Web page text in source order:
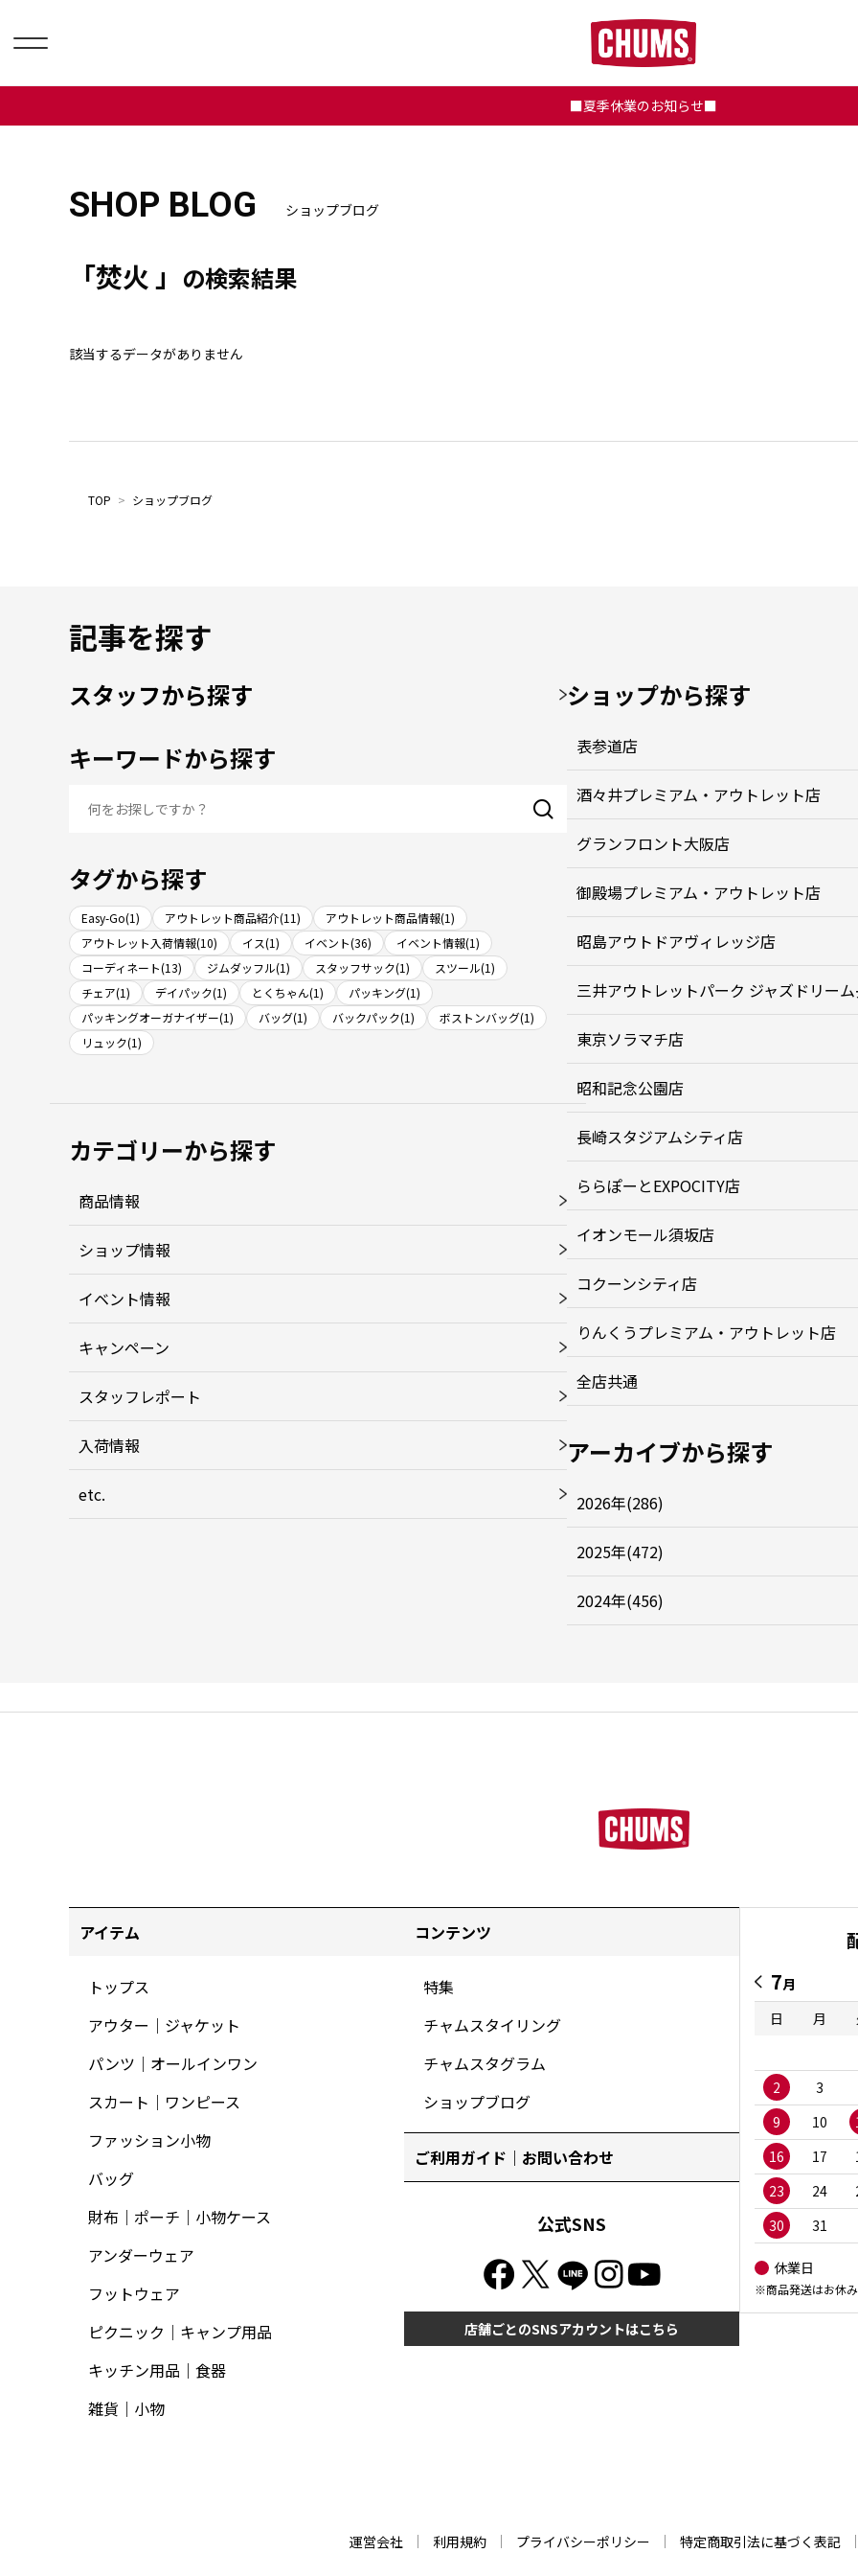
■夏季休業のお知らせ■
SHOP BLOG ショップブログ
「焚火 」 の検索結果
該当するデータがありません
TOP > ショップブログ
記事を探す
スタッフから探す
キーワードから探す
タグから探す
Easy-Go(1) アウトレット商品紹介(11)
アウトレット商品情報(1)
アウトレット入荷情報(10)
イス(1) イベント(36)
イベント情報(1)
コーディネート(13)
ジムダッフル(1) スタッフサック(1)
スツール(1)
チェア(1)
デイパック(1) とくちゃん(1)
パッキング(1)
パッキングオーガナイザー(1)
バッグ(1) バックパック(1)
ボストンバッグ(1)
リュック(1)
カテゴリーから探す
商品情報
ショップ情報
イベント情報
キャンペーン
スタッフレポート
入荷情報
etc.
ショップから探す
表参道店
酒々井プレミアム・アウトレット店
グランフロント大阪店
御殿場プレミアム・アウトレット店
昭島アウトドアヴィレッジ店
三井アウトレットパーク ジャズドリー
東京ソラマチ店
昭和記念公園店
長崎スタジアムシティ店
ららぽーとEXPOCITY店
イオンモール須坂店
コクーンシティ店
りんくうプレミアム・アウトレット店
全店共通
アーカイブから探す
2026年(286)
2025年(472)
2024年(456)
アイテム
トップス
アウター｜ジャケット
パンツ｜オールインワン
スカート｜ワンピース
ファッション小物
バッグ
財布｜ポーチ｜小物ケース
アンダーウェア
フットウェア
ピクニック｜キャンプ用品
キッチン用品｜食器
雑貨｜小物
コンテンツ
特集
チャムスタイリング
チャムスタグラム
ショップブログ
ご利用ガイド｜お問い合わせ
公式SNS
店舗ごとのSNSアカウントはこちら
7月
日
月
2
3
9
10
16
17
23
24
30
31
休業日
※商品発送はお休
運営会社 利用規約 プライバシーポリシー 特定商取引法に基づく表記